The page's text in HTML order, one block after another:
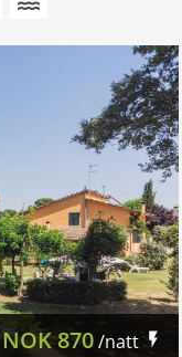
NOK 870/natt